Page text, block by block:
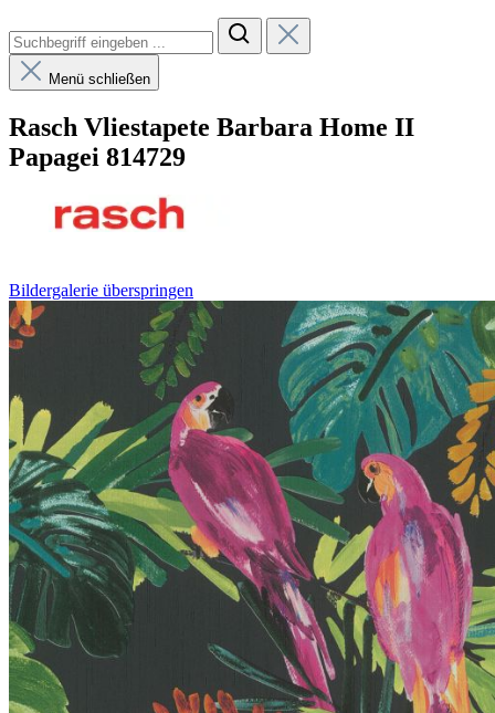
Menü schließen
Rasch Vliestapete Barbara Home II
Papagei 814729
Bildergalerie überspringen